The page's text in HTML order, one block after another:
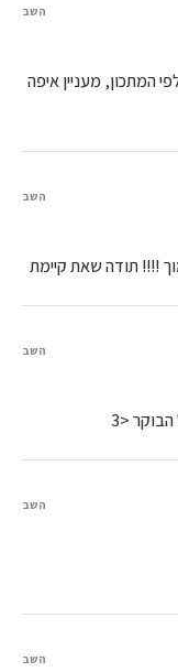
המתכון, מעניין איפה
השב
!!!! תודה שאת קיימת
השב
<3
השב
השב
השב